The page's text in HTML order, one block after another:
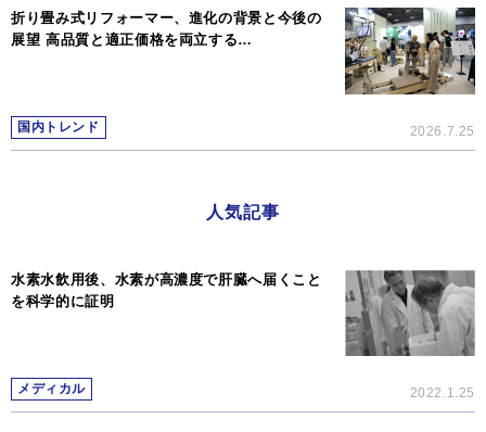
折り畳み式リフォーマー、進化の背景と今後の
展望 高品質と適正価格を両立する…
国内トレンド 2026.7.25
人気記事
水素水飲用後、水素が高濃度で肝臓へ届くこと
を科学的に証明
メディカル 2022.1.25